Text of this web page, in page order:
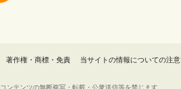
著作権・商標・免責 当サイトの情報についての注意
ンテンツの無断複写・転載・公衆送信等を禁じます